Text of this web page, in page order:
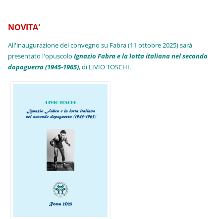
NOVITA'
All'inaugurazione del convegno su Fabra (11 ottobre 2025) sarà
presentato l'opuscoloIgnazio Fabra e la lotta italiana nel secondo
dopoguerra (1945-1965), di LIVIO TOSCHI.